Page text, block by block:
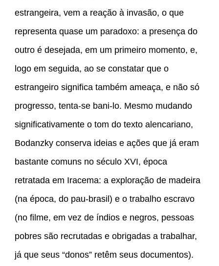
estrangeira, vem a reação à invasão, o que
representa quase um paradoxo: a presença do
outro é desejada, em um primeiro momento, e,
logo em seguida, ao se constatar que o
estrangeiro significa também ameaça, e não só
progresso, tenta-se bani-lo. Mesmo mudando
significativamente o tom do texto alencariano,
Bodanzky conserva ideias e ações que já eram
bastante comuns no século XVI, época
retratada em Iracema: a exploração de madeira
(na época, do pau-brasil) e o trabalho escravo
(no filme, em vez de índios e negros, pessoas
pobres são recrutadas e obrigadas a trabalhar,
já que seus “donos” retêm seus documentos).